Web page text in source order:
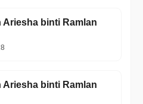
Ariesha binti Ramlan
Ariesha binti Ramlan